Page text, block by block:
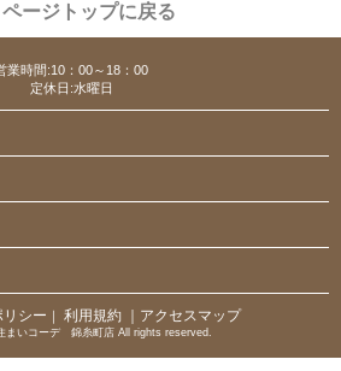
ページトップに戻る
業時間:10：00～18：00
定休日:水曜日
シー ｜ 利用規約 ｜アクセスマップ
まいコーデ 錦糸町店 All rights reserved.